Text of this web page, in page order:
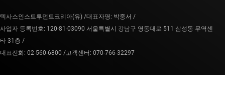
텍사스인스트루먼트코리아(유) /대표자명: 박중서 /
사업자 등록번호: 120-81-03090 서울특별시 강남구 영동대로 511 삼성동 무역센
타 31층 /
대표전화: 02-560-6800 /고객센터: 070-766-32297